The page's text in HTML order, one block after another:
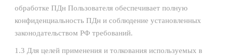
обработке ПДн Пользователя обеспечивает полную
конфиденциальность ПДн и соблюдение установленных
законодательством РФ требований.
1.3 Для целей применения и толкования используемых в